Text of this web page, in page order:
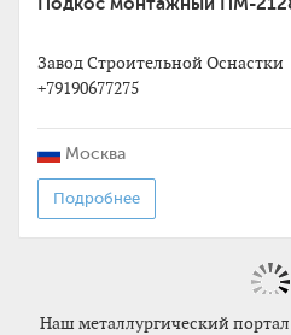
Завод Строительной Оснастки
+79190677275
Москва
Подробнее
Наш металлургический